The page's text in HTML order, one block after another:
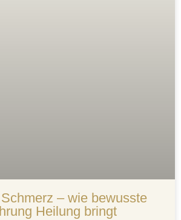
– wie bewusste
Heilung bringt